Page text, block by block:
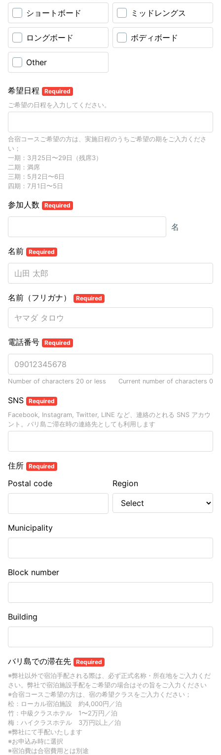
ショートボード ミッドレングス
ロングボード ボディボード
Other
希望日程 Required
ご希望の日程を入力してください。
合宿コースご希望の方は、実施日程のうちご希望の期をご入力くださ
い；
一期：3月25日〜29日（残席3）
二期：満席
三期：5月2日〜6日
四期：7月1日〜5日
参加人数 Required
名
名前 Required
名前（フリガナ） Required
電話番号 Required
Number of characters 20 or less Current number of characters 0
SNS Required
Facebook, Instagram, Twitter, LINE など、連絡のとれる SNS アカウ
ント。バリ島ご滞在時の連絡先としても利用します
住所 Required
Postal code Region
Municipality
Block number
Building
バリ島での滞在先 Required
※弊社以外で宿泊手配される際は、必ず正式名称・所在地をご入力くだ
さい。弊社で宿泊施設手配をご希望の場合はその旨をご入力ください
※合宿コースご希望の方は、宿の希望クラスをご入力ください；
松：ローカル宿泊施設 約4,000円／泊
竹：中級クラスホテル 1〜2万円／泊
梅：ハイクラスホテル 3万円以上／泊
※弊社にて手配いたします
※お申込み時に選択
※宿泊費は合宿費用とは別途